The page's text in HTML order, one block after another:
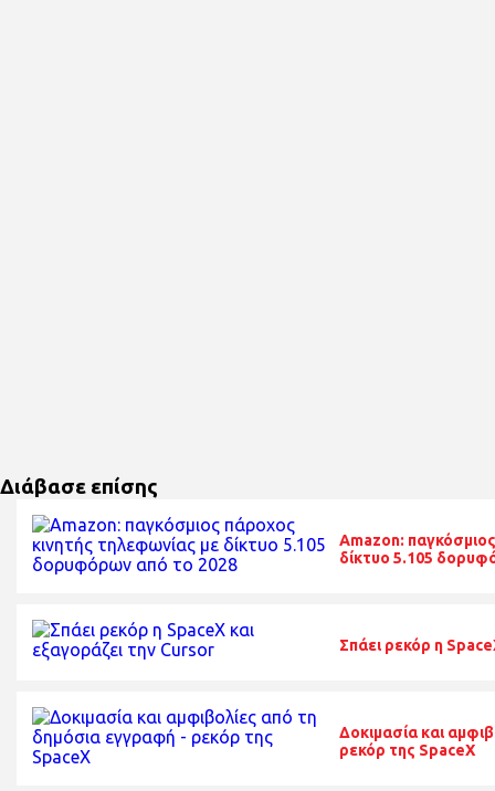
Διάβασε επίσης
Amazon:
δίκτυο 5.105
Σπάει ρεκόρ η
Δοκιμασία και
ρεκόρ της SpaceX